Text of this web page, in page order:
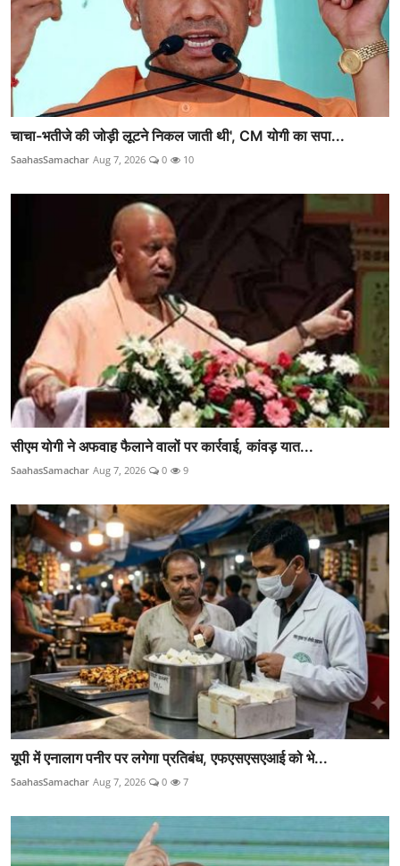
चाचा-भतीजे की जोड़ी लूटने निकल जाती थी', CM योगी का सपा...
SaahasSamachar Aug 7, 2026 0 10
सीएम योगी ने अफवाह फैलाने वालों पर कार्रवाई, कांवड़ यात...
SaahasSamachar Aug 7, 2026 0 9
यूपी में एनालाग पनीर पर लगेगा प्रतिबंध, एफएसएसएआई को भे...
SaahasSamachar Aug 7, 2026 0 7